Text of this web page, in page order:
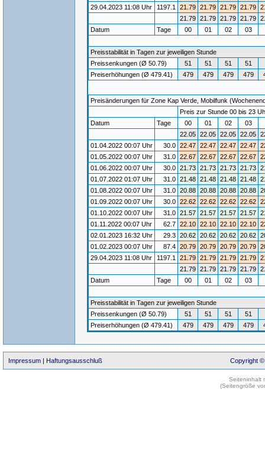
29.04.2023 11:08 Uhr
1197.1 21.79 21.79 21.79 21.79
21.79 21.79 21.79 21.79
Datum
Tage 00 01 02 03
Preisstabilität in Tagen zur jeweiligen Stunde
Preissenkungen (Ø 50.79)
51 51 51 51
Preiserhöhungen (Ø 479.41)
479 479 479 479
Preisänderungen für Zone Kap Verde, Mobilfunk
Preis zur Stunde 00 bis 23
Datum
Tage 00 01 02 03
22.05 22.05 22.05 22.05
01.04.2022 00:07 Uhr
30.0 22.47 22.47 22.47 22.47
01.05.2022 00:07 Uhr
31.0 22.67 22.67 22.67 22.67
01.06.2022 00:07 Uhr
30.0 21.73 21.73 21.73 21.73
01.07.2022 01:07 Uhr
31.0 21.48 21.48 21.48 21.48
01.08.2022 00:07 Uhr
31.0 20.88 20.88 20.88 20.88
01.09.2022 00:07 Uhr
30.0 22.62 22.62 22.62 22.62
01.10.2022 00:07 Uhr
31.0 21.57 21.57 21.57 21.57
01.11.2022 00:07 Uhr
62.7 22.10 22.10 22.10 22.10
02.01.2023 16:32 Uhr
29.3 20.62 20.62 20.62 20.62
01.02.2023 00:07 Uhr
87.4 20.79 20.79 20.79 20.79
29.04.2023 11:08 Uhr
1197.1 21.79 21.79 21.79 21.79
21.79 21.79 21.79 21.79
Datum
Tage 00 01 02 03
Preisstabilität in Tagen zur jeweiligen Stunde
Preissenkungen (Ø 50.79)
51 51 51 51
Preiserhöhungen (Ø 479.41)
479 479 479 479
Impressum | Haftungsausschluß Copyright ©
Seiteninhalt
(Seitengröße